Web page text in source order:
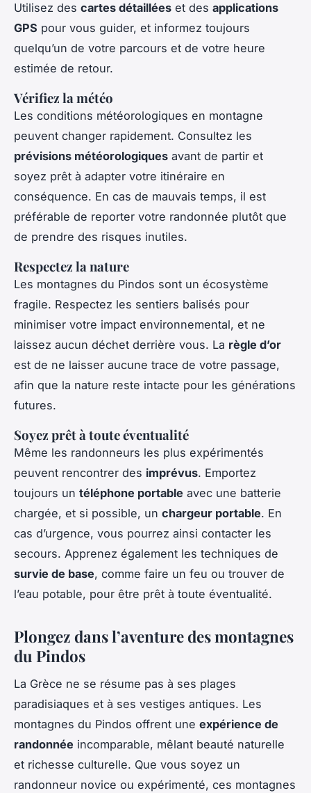
Utilisez des cartes détaillées et des applications
GPS pour vous guider, et informez toujours
quelqu’un de votre parcours et de votre heure
estimée de retour.
Vérifiez la météo
Les conditions météorologiques en montagne
peuvent changer rapidement. Consultez les
prévisions météorologiques avant de partir et
soyez prêt à adapter votre itinéraire en
conséquence. En cas de mauvais temps, il est
préférable de reporter votre randonnée plutôt que
de prendre des risques inutiles.
Respectez la nature
Les montagnes du Pindos sont un écosystème
fragile. Respectez les sentiers balisés pour
minimiser votre impact environnemental, et ne
laissez aucun déchet derrière vous. La règle d’or
est de ne laisser aucune trace de votre passage,
afin que la nature reste intacte pour les générations
futures.
Soyez prêt à toute éventualité
Même les randonneurs les plus expérimentés
peuvent rencontrer des imprévus. Emportez
toujours un téléphone portable avec une batterie
chargée, et si possible, un chargeur portable. En
cas d’urgence, vous pourrez ainsi contacter les
secours. Apprenez également les techniques de
survie de base, comme faire un feu ou trouver de
l’eau potable, pour être prêt à toute éventualité.
Plongez dans l’aventure des montagnes
du Pindos
La Grèce ne se résume pas à ses plages
paradisiaques et à ses vestiges antiques. Les
montagnes du Pindos offrent une expérience de
randonnée incomparable, mêlant beauté naturelle
et richesse culturelle. Que vous soyez un
randonneur novice ou expérimenté, ces montagnes